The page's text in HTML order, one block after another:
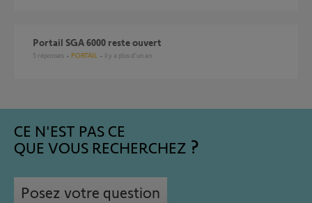
portail SGA 6000 reste ouvert
5 réponses PORTAIL il y a plus d'un an
CE N'EST PAS CE
QUE VOUS RECHERCHEZ
Posez votre question